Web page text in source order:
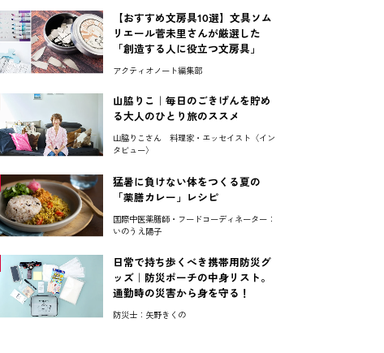
【おすすめ文房具10選】文具ソム
リエール菅未里さんが厳選した
「創造する人に役立つ文房具」
アクティオノート編集部
山脇りこ｜毎日のごきげんを貯め
る大人のひとり旅のススメ
山脇りこさん 料理家・エッセイスト〈イン
タビュー〉
猛暑に負けない体をつくる夏の
「薬膳カレー」レシピ
国際中医薬膳師・フードコーディネーター：
いのうえ陽子
日常で持ち歩くべき携帯用防災グ
ッズ｜防災ポーチの中身リスト。
通勤時の災害から身を守る！
防災士：矢野きくの